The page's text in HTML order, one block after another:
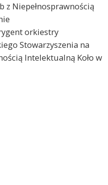
z Niepełnosprawnością
orkiestry
Stowarzyszenia na
Intelektualną Koło w